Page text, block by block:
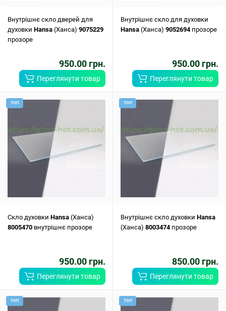
Внутрішнє скло дверей для
духовки Hansa (Ханса) 9075229
прозоре
950.00 грн.
Переглянути товар
Внутрішнє скло для духовки
Hansa (Ханса) 9052694прозоре
950.00 грн.
Переглянути товар
ТОП
Скло духовки Hansa (Ханса)
8005470 внутрішнє прозоре
950.00 грн.
Переглянути товар
ТОП
Внутрішнє скло духовки Hansa
(Ханса) 8003474прозоре
850.00 грн.
Переглянути товар
ТОП ТОП